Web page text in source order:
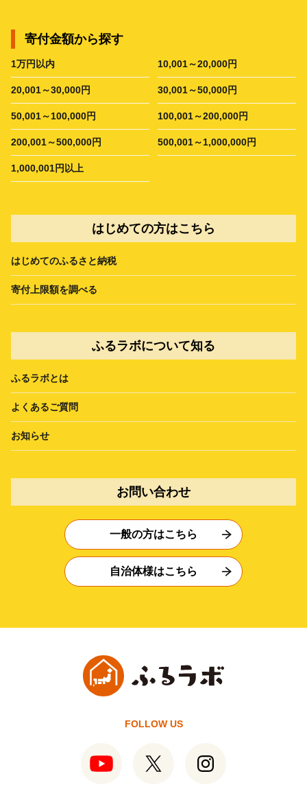
寄付金額から探す
1万円以内 10,001～20,000円
20,001～30,000円 30,001～50,000円
50,001～100,000円 100,001～200,000円
200,001～500,000円 500,001～1,000,000円
1,000,001円以上
はじめての方はこちら
はじめてのふるさと納税
寄付上限額を調べる
ふるラボについて知る
ふるラボとは
よくあるご質問
お知らせ
お問い合わせ
一般の方はこちら
自治体様はこちら
FOLLOW US